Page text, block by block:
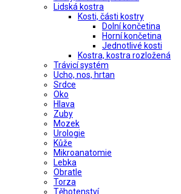
Lidská kostra
Kosti, části kostry
Dolní končetina
Horní končetina
Jednotlivé kosti
Kostra, kostra rozložená
Trávicí systém
Ucho, nos, hrtan
Srdce
Oko
Hlava
Zuby
Mozek
Urologie
Kůže
Mikroanatomie
Lebka
Obratle
Torza
Těhotenství